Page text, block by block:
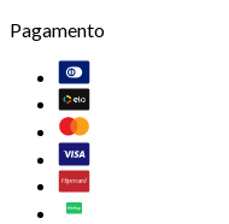
Pagamento